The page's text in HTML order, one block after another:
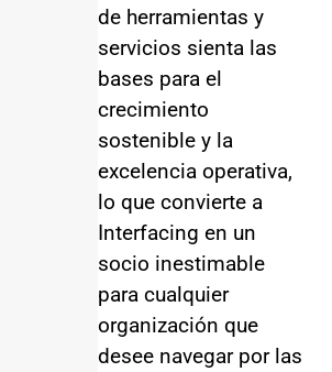
de herramientas y
servicios sienta las
bases para el
crecimiento
sostenible y la
excelencia operativa,
lo que convierte a
Interfacing en un
socio inestimable
para cualquier
organización que
desee navegar por las